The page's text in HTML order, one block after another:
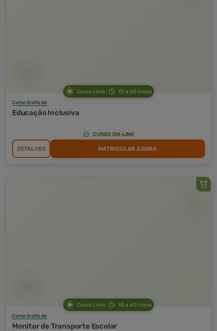
Curso Livre 10 a 60 horas
Curso Grátis de
Educação Inclusiva
CURSO ON-LINE
DETALHES MATRICULAR AGORA
Curso Livre 10 a 60 horas
Curso Grátis de
Monitor de Transporte Escolar